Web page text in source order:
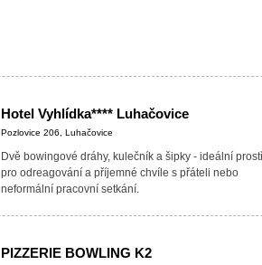
Hotel Vyhlídka**** Luhačovice
Pozlovice 206, Luhačovice
Dvě bowingové dráhy, kulečník a šipky - ideální
pro odreagování a příjemné chvíle s přáteli nebo
neformální pracovní setkání.
PIZZERIE BOWLING K2